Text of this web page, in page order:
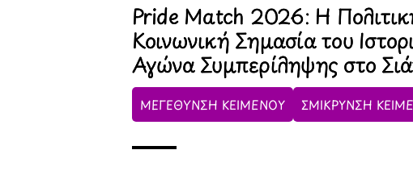
Pride Match 2026: Η
Κοινωνική Σημασία του
Αγώνα Συμπερίληψης στο
ΜΕΓΕΘΥΝΣΗ ΚΕΙΜΕΝΟΥ ΣΜΙΚΡΥΝΣΗ